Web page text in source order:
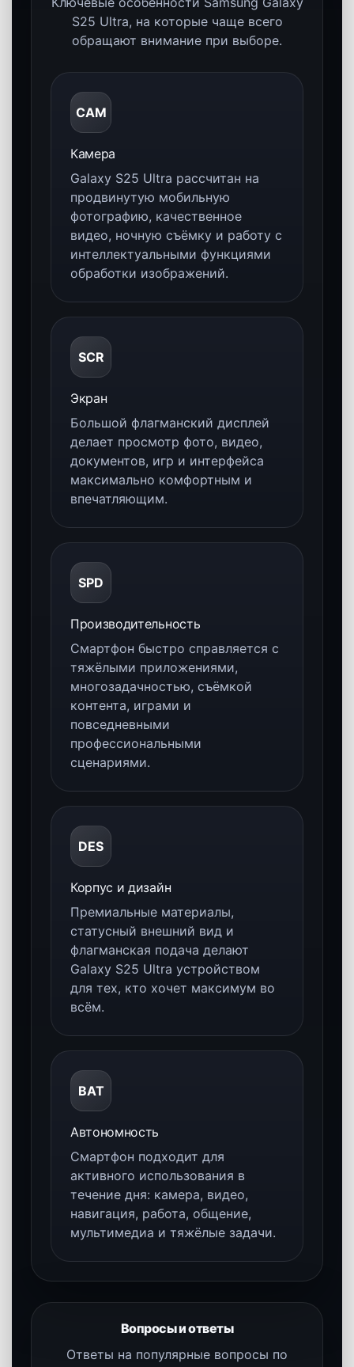
Максимальная производительность
Улучшенный фирменный процессор,
высокая мощность и усиленная
автономность делают Galaxy S25 Ultra
быстрым и уверенным в любых
сценариях — от камеры до игр и
многозадачности.
Элегантность и прочность
материалы помогают смартфону
сохранять статусный внешний вид,
ощущение надёжности и готовность к
активному ежедневному использованию.
Galaxy AI
Интеллектуальные функции помогают
быстрее решать повседневные задачи,
упрощают взаимодействие со
смартфоном и расширяют возможности
работы с контентом.